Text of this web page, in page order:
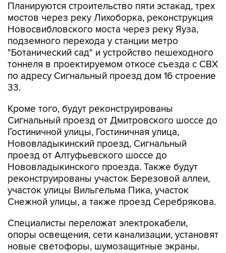
Планируются строительство пяти эстакад, трех
мостов через реку Лихоборка, реконструкция
Новосвибловского моста через реку Яуза,
подземного перехода у станции метро
"Ботанический сад" и устройство пешеходного
тоннеля в проектируемом откосе съезда с СВХ
по адресу Сигнальный проезд дом 16 строение
33.
Кроме того, будут реконструированы
Сигнальный проезд от Дмитровского шоссе до
Гостиничной улицы, Гостиничная улица,
Нововладыкинский проезд, Сигнальный
проезд от Алтуфьевского шоссе до
Нововладыкинского проезда. Также будут
реконструированы участок Березовой аллеи,
участок улицы Вильгельма Пика, участок
Снежной улицы, а также проезд Серебрякова.
Специалисты переложат электрокабели,
опоры освещения, сети канализации, установят
новые светофоры, шумозащитные экраны.